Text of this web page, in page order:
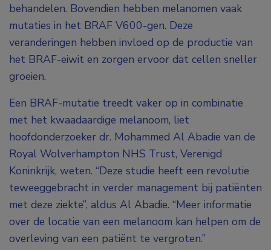
behandelen. Bovendien hebben melanomen vaak
mutaties in het BRAF V600-gen. Deze
veranderingen hebben invloed op de productie van
het BRAF-eiwit en zorgen ervoor dat cellen sneller
groeien.
Een BRAF-mutatie treedt vaker op in combinatie
met het kwaadaardige melanoom, liet
hoofdonderzoeker dr. Mohammed Al Abadie van de
Royal Wolverhampton NHS Trust, Verenigd
Koninkrijk, weten. “Deze studie heeft een revolutie
teweeggebracht in verder management bij patiënten
met deze ziekte”, aldus Al Abadie. “Meer informatie
over de locatie van een melanoom kan helpen om de
overleving van een patiënt te vergroten.”